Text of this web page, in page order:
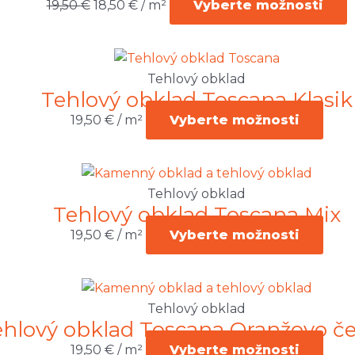
19,50€ 19,50 €.
18,50 €18,50 €.
/ m² Vyberte možnosti
Tehlový obklad
Tehlový obklad Toscana Klasik
19,50 €/ m² Vyberte možnosti
Tehlový obklad
Tehlový obklad Toscana Mix
19,50 €/ m² Vyberte možnosti
Tehlový obklad
obklad Toscana Oranžovo
19,50 €/ m² Vyberte možnosti